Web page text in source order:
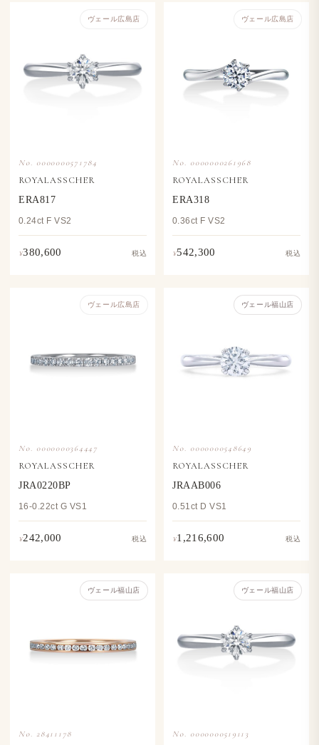
ヴェール​広島店
No. 0000000571784
ROYALASSCHER
ERA817
0.24ct F VS2
¥380,600 税込
ヴェール​広島店
No. 0000000261968
ROYALASSCHER
ERA318
0.36ct F VS2
¥542,300 税込
ヴェール​広島店
No. 0000000364447
ROYALASSCHER
JRA0220BP
16-0.22ct G VS1
¥242,000 税込
ヴェール福山店
No. 0000000548649
ROYALASSCHER
JRAAB006
0.51ct D VS1
¥1,216,600 税込
ヴェール福山店
No. 28411178
ヴェール福山店
No. 0000000519113